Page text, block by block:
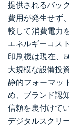
提供されるバッ
費用が発生せず
較して消費電力
エネルギーコス
印刷機は現在、
大規模な設備投
静的フォーマッ
め、ブランド認
信頼を裏付けて
デジタルスクリ